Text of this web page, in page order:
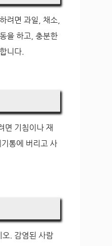
려면 과일, 채소,
을 하고, 충분한
니다.
면 기침이나 재
통에 버리고 사
오. 감염된 사람